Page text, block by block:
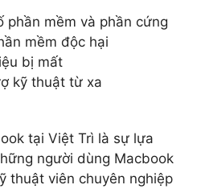
phần mềm và phần cứng
mềm độc hại
bị mất
kỹ thuật từ xa
tại Việt Trì là sự lựa
người dùng Macbook
thuật viên chuyên nghiệp